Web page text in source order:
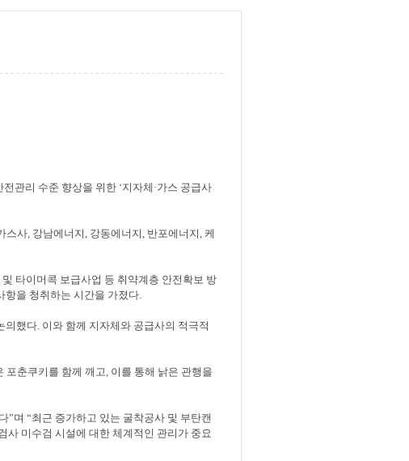
전관리 수준 향상을 위한 ‘지자체 ·가스 공급사
스사, 강남에너지, 강동에너지, 반포에너지, 케
타이머콕 보급사업 등 취약계층 안전확보 방
항을 청취하는 시간을 가졌다.
의했다. 이와 함께 지자체와 공급사의 적극적
포춘쿠키를 함께 깨고, 이를 통해 낡은 관행을
”며 “최근 증가하고 있는 굴착공사 및 부탄캔
사 미수검 시설에 대한 체계적인 관리가 중요